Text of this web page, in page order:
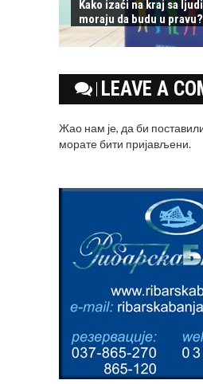
Kako izaći na kraj sa
moraju da budu u pravu?
LEAVE A
Жао нам је, да би
моратебити пријављени.